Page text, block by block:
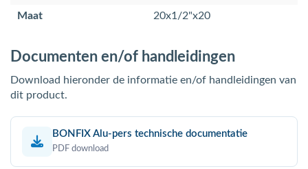
Maat
20x1/2"x20
Documenten en/of handleidingen
Download hieronder de informatie en/of handleidingen van
dit product.
BONFIX Alu-pers technische documentatie
PDF download